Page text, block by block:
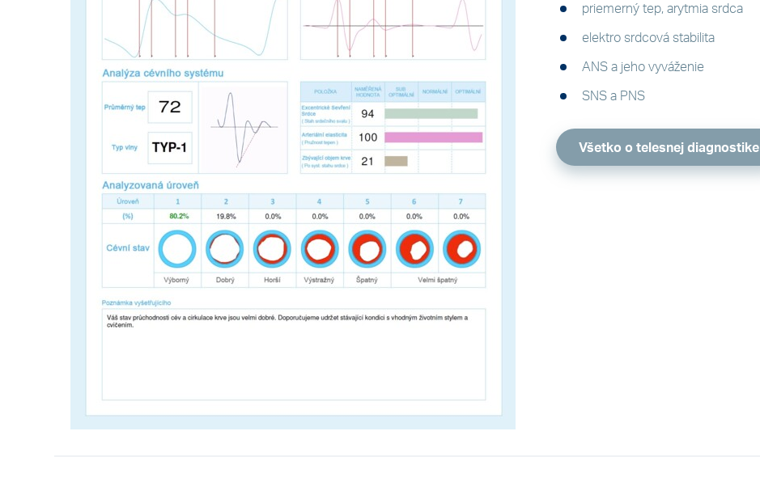
priemerný tep, arytmia srdca
elektro srdcová stabilita
ANS a jeho vyváženie
SNS a PNS
Všetko o telesnej diagnostike